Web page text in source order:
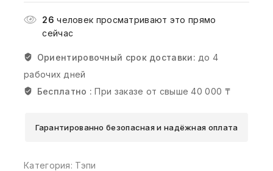
26 человек просматривают это прямо
сейчас
Ориентировочный срок доставки: до 4
рабочих дней
Бесплатно :При заказе от свыше 40 000 ₸
Гарантированно безопасная и надёжная оплата
Категория: Тэпи